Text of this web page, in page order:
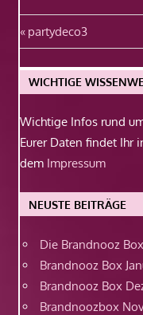
Vorheriger
Beitrag:
partydeco3
WICHTIGE
Wichtige Infos rund
Eurer Daten findet Ihr
dem Impressum
NEUSTE BEITRÄGE
Die Brandnooz
Brandnooz Box
Brandnooz Box
Brandnoozbox